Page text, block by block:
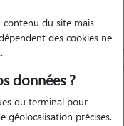
contenu du site mais
des cookies ne
données ?
du terminal pour
géolocalisation précises.